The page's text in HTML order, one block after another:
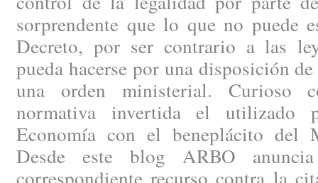
sorprendente que lo que no puede
Decreto, por ser contrario a las
pueda hacerse por una disposición
una orden ministerial. Curioso
normativa invertida el
Economía con el beneplácito del
Desde este blog ARBO
correspondiente recurso contra la